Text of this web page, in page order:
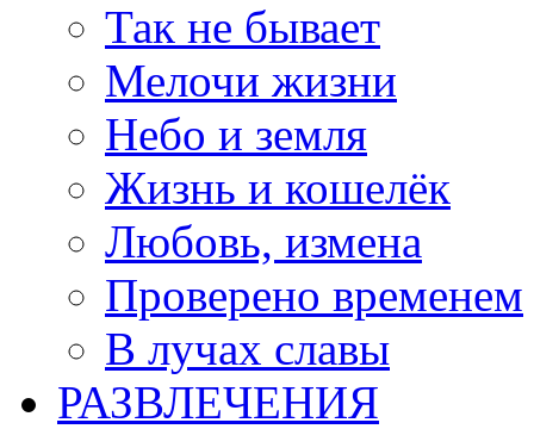
Так не бывает
Мелочи жизни
Небо и земля
Жизнь и кошелёк
Любовь, измена
Проверено временем
В лучах славы
РАЗВЛЕЧЕНИЯ